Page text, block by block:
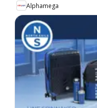
Alphamega